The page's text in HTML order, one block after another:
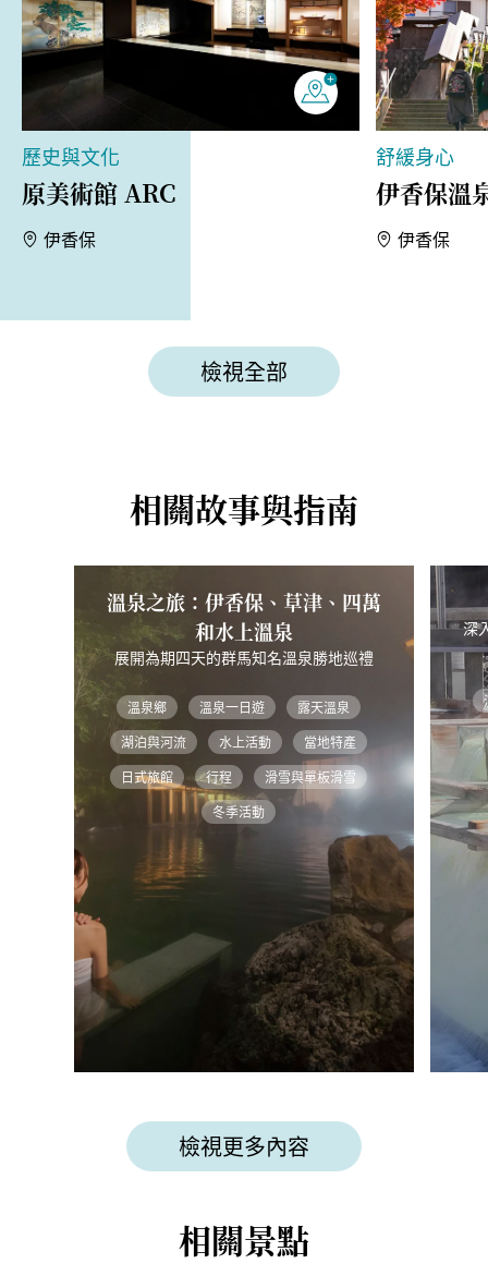
歷史與文化
原美術館 ARC
伊香保
舒緩身心
伊香保溫
伊香保
檢視全部
相關故事與指南
溫泉之旅：伊香保、草津、四萬
和水上溫泉
展開為期四天的群馬知名溫泉勝地巡禮
溫泉鄉 溫泉一日遊
露天溫泉
湖泊與河流
水上活動
當地特產
日式旅館
行程
滑雪與單板滑雪
冬季活動
深
檢視更多內容
相關景點